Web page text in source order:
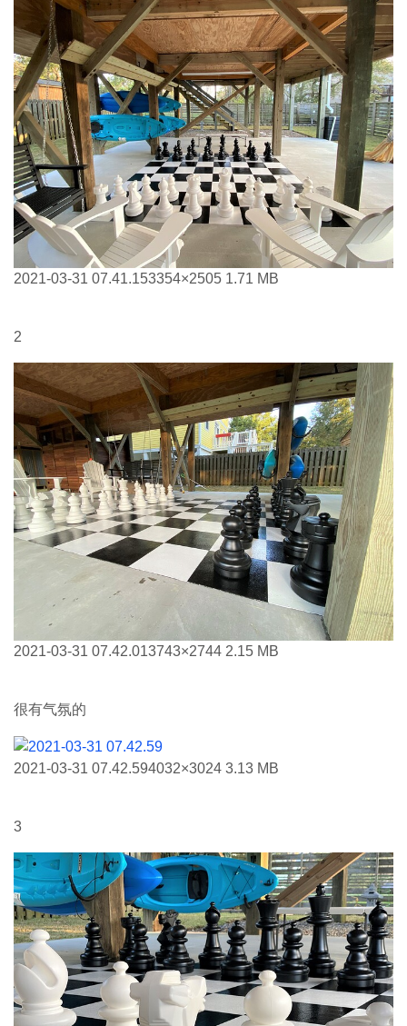
2021-03-31 07.41.153354×2505 1.71 MB
2
2021-03-31 07.42.013743×2744 2.15 MB
很有气氛的
2021-03-31 07.42.594032×3024 3.13 MB
3